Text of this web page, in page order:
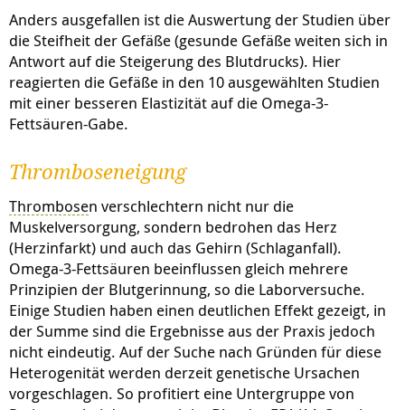
Anders ausgefallen ist die Auswertung der Studien über
die Steifheit der Gefäße (gesunde Gefäße weiten sich in
Antwort auf die Steigerung des Blutdrucks). Hier
reagierten die Gefäße in den 10 ausgewählten Studien
mit einer besseren Elastizität auf die Omega-3-
Fettsäuren-Gabe.
Thromboseneigung
Thrombosen verschlechtern nicht nur die
Muskelversorgung, sondern bedrohen das Herz
(Herzinfarkt) und auch das Gehirn (Schlaganfall).
Omega-3-Fettsäuren beeinflussen gleich mehrere
Prinzipien der Blutgerinnung, so die Laborversuche.
Einige Studien haben einen deutlichen Effekt gezeigt, in
der Summe sind die Ergebnisse aus der Praxis jedoch
nicht eindeutig. Auf der Suche nach Gründen für diese
Heterogenität werden derzeit genetische Ursachen
vorgeschlagen. So profitiert eine Untergruppe von